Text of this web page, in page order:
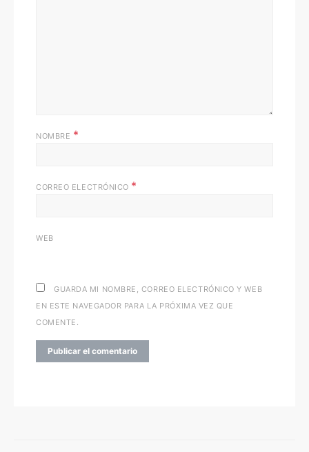
NOMBRE *
CORREO ELECTRÓNICO *
WEB
GUARDA MI NOMBRE, CORREO ELECTRÓNICO Y WEB
EN ESTE NAVEGADOR PARA LA PRÓXIMA VEZ QUE
COMENTE.